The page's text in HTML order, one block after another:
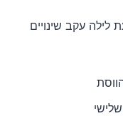
לילה עקב שינויים